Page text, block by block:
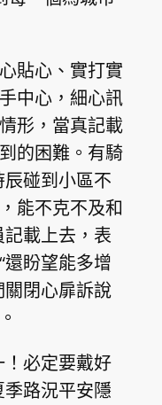
貼心、實打實
中心，細心訊
形，當真記載
的困難。有騎
碰到小區不
能不克不及和
載上去，表
盼望能多增
關閉心扉訴說
！必定要戴好
路況平安隱